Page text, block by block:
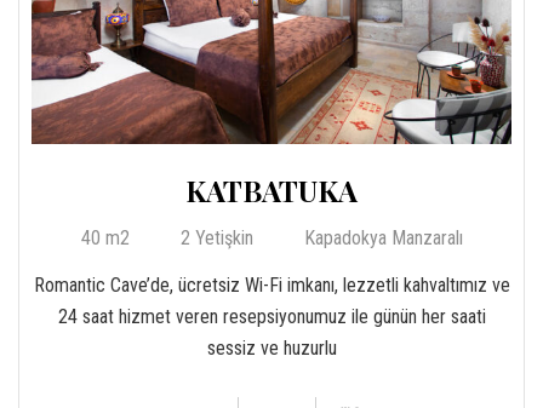
KATBATUKA
40 m2 2 Yetişkin Kapadokya Manzaralı
Romantic Cave’de, ücretsiz Wi-Fi imkanı, lezzetli kahvaltımız ve
24 saat hizmet veren resepsiyonumuz ile günün her saati
sessiz ve huzurlu